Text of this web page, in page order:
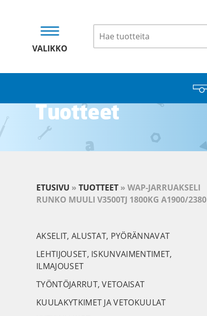
VALIKKO
Tuotteet
ETUSIVU » TUOTTEET » WAP-JARRUAKSELI
RUNKO MUULI V3500TJ 1800KG A1900/2380
AKSELIT, ALUSTAT, PYÖRÄNNAVAT
LEHTIJOUSET, ISKUNVAIMENTIMET,
ILMAJOUSET
TYÖNTÖJARRUT, VETOAISAT
KUULAKYTKIMET JA VETOKUULAT